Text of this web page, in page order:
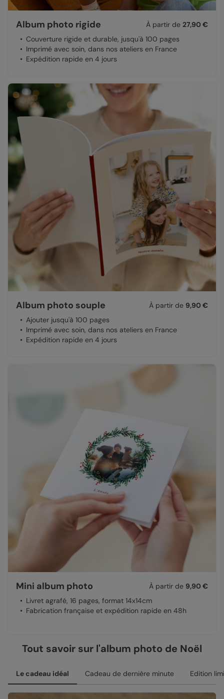
Album photo rigide À partir de 27,90 €
Couverture rigide et durable, jusqu'à 100 pages
Imprimé avec soin, dans nos ateliers en France
Expédition rapide en 4 jours
Album photo souple À partir de 9,90 €
Ajouter jusqu'à 100 pages
Imprimé avec soin, dans nos ateliers en France
Expédition rapide en 4 jours
Mini album photo À partir de 9,90 €
Livret agrafé, 16 pages, format 14x14cm
Fabrication française et expédition rapide en 48h
Tout savoir sur l'album photo de Noël
Le cadeau idéal Cadeau de dernière minute Edition